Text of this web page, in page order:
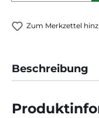
Zum Merkzettel
Beschreibung